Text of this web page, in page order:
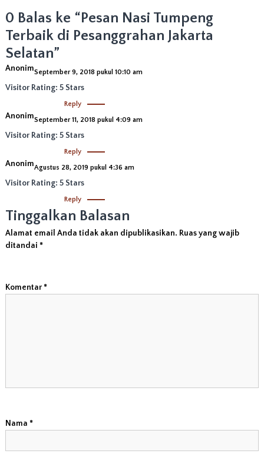
0 Balas ke “Pesan Nasi Tumpeng
Terbaik di Pesanggrahan Jakarta
Selatan”
AnonimSeptember 9, 2018 pukul 10:10 am
Visitor Rating: 5 Stars
Reply
AnonimSeptember 11, 2018 pukul 4:09 am
Visitor Rating: 5 Stars
Reply
AnonimAgustus 28, 2019 pukul 4:36 am
Visitor Rating: 5 Stars
Reply
Tinggalkan Balasan
Alamat email Anda tidak akan dipublikasikan. Ruas yang wajib
ditandai *
Komentar *
Nama *